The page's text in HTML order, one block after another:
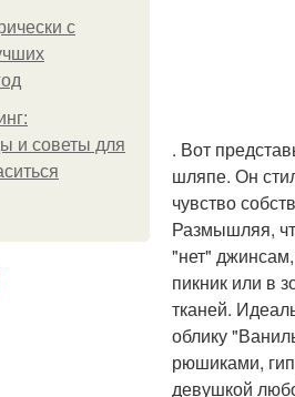
с
и советы для
. Вот
шляпе. Он
чувство
Размышляя,
"нет"
пикник или в
тканей.
облику
рюшиками,
девушкой